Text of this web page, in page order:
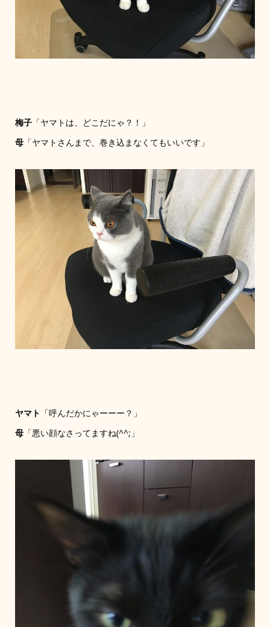
梅子「ヤマトは、どこだにゃ？！」
母「ヤマトさんまで、巻き込まなくてもいいです」
ヤマト 「呼んだかにゃーーー？」
母「悪い顔なさってますね(^^;」